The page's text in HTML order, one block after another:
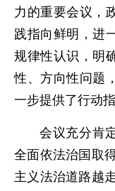
力的重要会议，
践指向鲜明，进
规律性认识，明
性、方向性问题
一步提供了行动指
会议充分肯
全面依法治国取
主义法治道路越